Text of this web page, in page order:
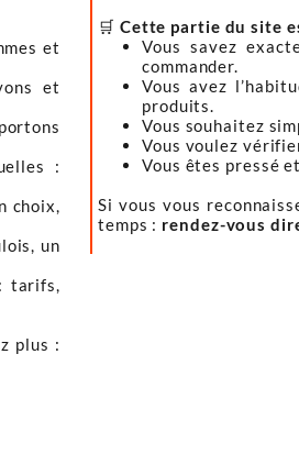
🛒 Cette partie du site
Vous savez
commander.
Vous avez
produits.
Vous souhaitez
Vous voulez
Vous êtes pressé
Si vous vous
temps : rendez-vous
et
et
:
choix,
un
tarifs,
plus :